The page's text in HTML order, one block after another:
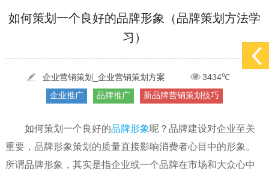
[2022-05-29] 实体门店如何做网络推广吸引客户，实体店网络营销技巧... 更多 >
更多 >
如何策划一个良好的品牌形象（品牌策划方法学
习）
企业营销策划_企业营销策划方案
3434℃
企业推广
品牌推广 新品牌营销策划技巧
如何策划一个良好的品牌形象呢？品牌建设对企业至关
重要，品牌形象策划的质量直接影响消费者心目中的形象。
所谓品牌形象，其实是指企业或一个品牌在市场和大众心中